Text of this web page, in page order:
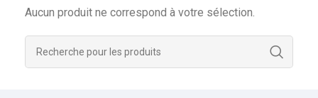
Aucun produit ne correspond à votre sélection.